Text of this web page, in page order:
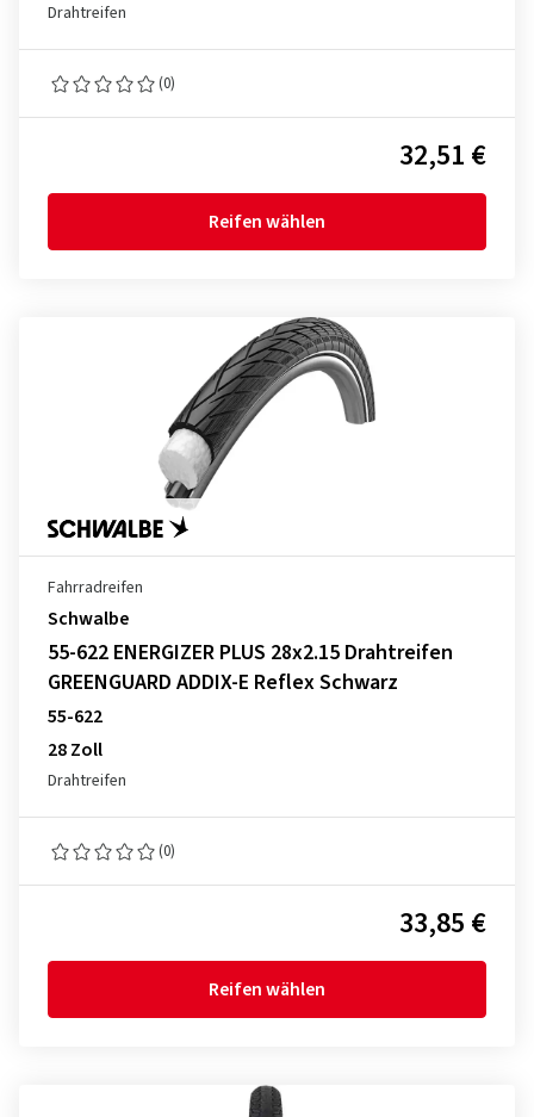
Drahtreifen
(0)
32,51 €
Reifen wählen
Fahrradreifen
Schwalbe
55-622 ENERGIZER PLUS 28x2.15 Drahtreifen
GREENGUARD ADDIX-E Reflex Schwarz
55-622
28 Zoll
Drahtreifen
(0)
33,85 €
Reifen wählen